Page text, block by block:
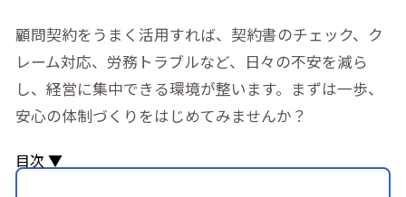
顧問契約をうまく活用すれば、契約書のチェック、ク
レーム対応、労務トラブルなど、日々の不安を減ら
し、経営に集中できる環境が整います。まずは一歩、
安心の体制づくりをはじめてみませんか？
目次 ▼